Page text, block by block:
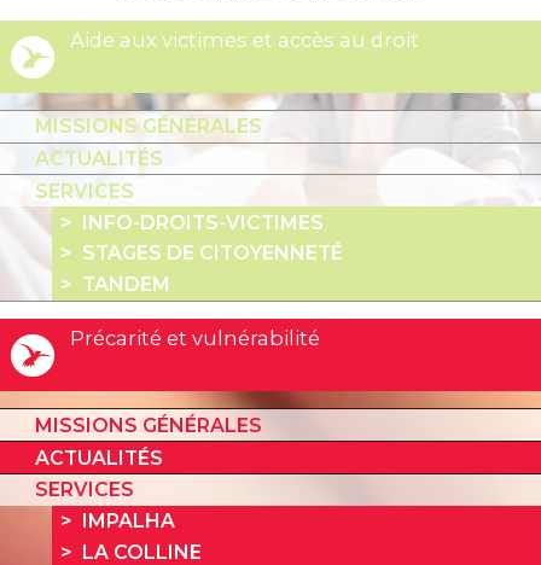
Aide aux victimes et accès au droit
MISSIONS GÉNÉRALES
ACTUALITÉS
SERVICES
INFO-DROITS-VICTIMES
STAGES DE CITOYENNETÉ
TANDEM
Précarité et vulnérabilité
MISSIONS GÉNÉRALES
ACTUALITÉS
SERVICES
IMPALHA
LA COLLINE